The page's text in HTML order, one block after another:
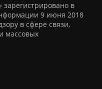
зарегистрировано в
9 июня 2018
в сфере связи,
массовых